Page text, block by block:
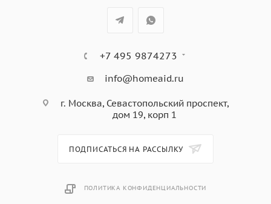
повреждениям, например, деформациям или сколам.
температуры до 280°С, но все же не стоит ставить на
поверхность мойки горячие кастрюли и сковородки,
На мойки из материала Artgranit гарантия длится 8
За счет большой палитры оттенков мойку из
Уход за мойкой из Artgranit:
+7 495 9874273
info@homeaid.ru
г. Москва, Севастопольский проспект,
дом 19, корп 1
ПОДПИСАТЬСЯ НА РАССЫЛКУ
ПОЛИТИКА КОНФИДЕНЦИАЛЬНОСТИ